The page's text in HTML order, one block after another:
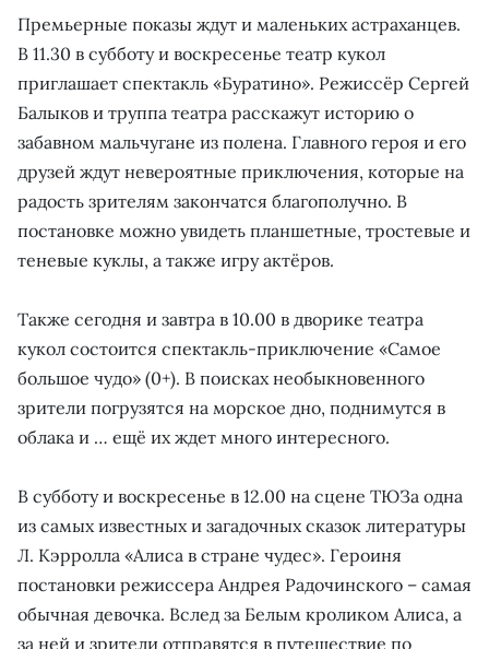
Премьерные показы ждут и маленьких астраханцев.
В 11.30 в субботу и воскресенье театр кукол
приглашает спектакль «Буратино». Режиссёр Сергей
Балыков и труппа театра расскажут историю о
забавном мальчугане из полена. Главного героя и его
друзей ждут невероятные приключения, которые на
радость зрителям закончатся благополучно. В
постановке можно увидеть планшетные, тростевые и
теневые куклы, а также игру актёров.
Также сегодня и завтра в 10.00 в дворике театра
кукол состоится спектакль-приключение «Самое
большое чудо» (0+). В поисках необыкновенного
зрители погрузятся на морское дно, поднимутся в
облака и … ещё их ждет много интересного.
В субботу и воскресенье в 12.00 на сцене ТЮЗа одна
из самых известных и загадочных сказок литературы
Л. Кэрролла «Алиса в стране чудес». Героиня
постановки режиссера Андрея Радочинского – самая
обычная девочка. Вслед за Белым кроликом Алиса, а
за ней и зрители отправятся в путешествие по